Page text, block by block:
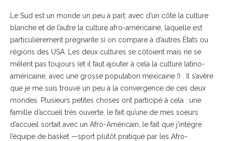
Le Sud est un monde un peu à part, avec d’un côté la culture
blanche et de l’autre la culture afro-américaine, laquelle est
particulièrement prégnante si on compare à d’autres États ou
régions des USA. Les deux cultures se côtoient mais ne se
mêlent pas toujours (et il faut ajouter à cela la culture latino-
américaine, avec une grosse population mexicaine !) . Il s’avère
que je me suis trouvé un peu à la convergence de ces deux
mondes. Plusieurs petites choses ont participé à cela : une
famille d’accueil très ouverte, le fait qu’une de mes soeurs
d’accueil sortait avec un Afro-Américain, le fait que j’intègre
l’équipe de basket —sport plutôt pratiqué par les Afro-